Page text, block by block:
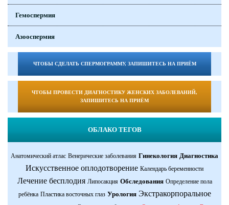
Гемоспермия
Азооспермия
ЧТОБЫ СДЕЛАТЬ СПЕРМОГРАММУ, ЗАПИШИТЕСЬ НА ПРИЁМ
ЧТОБЫ ПРОВЕСТИ ДИАГНОСТИКУ ЖЕНСКИХ ЗАБОЛЕВАНИЙ,
ЗАПИШИТЕСЬ НА ПРИЁМ
ОБЛАКО ТЕГОВ
Анатомический атлас Венерические заболевания Гинекология Диагностика
Искусственное оплодотворение Календарь беременности
Лечение бесплодия Липосакция Обследования Определение пола
ребёнка Пластика восточных глаз Урология Экстракорпоральное